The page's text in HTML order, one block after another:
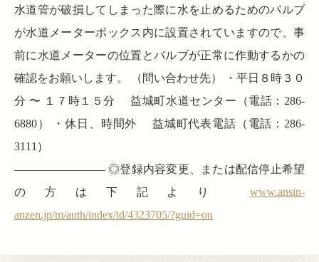
水道管が破損してしまった際に水を止めるためのバルブ
が水道メーターボックス内に設置されていますので、事
前に水道メーターの位置とバルブが正常に作動するかの
確認をお願いします。 （問い合わせ先） ・平日８時３０
分 〜 １７時１５分 益城町水道センター（電話：286-
6880） ・休日、時間外 益城町代表電話（電話：286-
3111）
———————— ◎登録内容変更、または配信停止希望
の方は下記より www.ansin-
anzen.jp/m/auth/index/id/4323705/?guid=on